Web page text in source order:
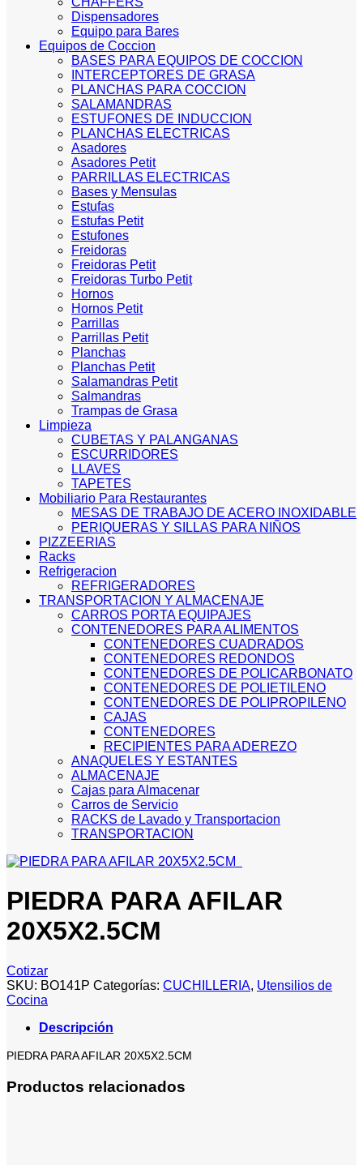
Dispensadores
Equipo para Bares
Equipos de Coccion
BASES PARA EQUIPOS DE COCCION
INTERCEPTORES DE GRASA
PLANCHAS PARA COCCION
SALAMANDRAS
ESTUFONES DE INDUCCION
PLANCHAS ELECTRICAS
Asadores
Asadores Petit
PARRILLAS ELECTRICAS
Bases y Mensulas
Estufas
Estufas Petit
Estufones
Freidoras
Freidoras Petit
Freidoras Turbo Petit
Hornos
Hornos Petit
Parrillas
Parrillas Petit
Planchas
Planchas Petit
Salamandras Petit
Salmandras
Trampas de Grasa
Limpieza
CUBETAS Y PALANGANAS
ESCURRIDORES
LLAVES
TAPETES
Mobiliario Para Restaurantes
MESAS DE TRABAJO DE ACERO INOXIDABLE
PERIQUERAS Y SILLAS PARA NIÑOS
PIZZEERIAS
Racks
Refrigeracion
REFRIGERADORES
TRANSPORTACION Y ALMACENAJE
CARROS PORTA EQUIPAJES
CONTENEDORES PARA ALIMENTOS
CONTENEDORES CUADRADOS
CONTENEDORES REDONDOS
CONTENEDORES DE POLICARBONATO
CONTENEDORES DE POLIETILENO
CONTENEDORES DE POLIPROPILENO
CAJAS
CONTENEDORES
RECIPIENTES PARA ADEREZO
ANAQUELES Y ESTANTES
ALMACENAJE
Cajas para Almacenar
Carros de Servicio
RACKS de Lavado y Transportacion
TRANSPORTACION
PIEDRA PARA AFILAR
20X5X2.5CM
Cotizar
SKU: BO141P Categorías: CUCHILLERIA, Utensilios de
Cocina
Descripción
PIEDRA PARA AFILAR 20X5X2.5CM
Productos relacionados